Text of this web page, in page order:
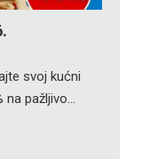
svoj kućni
na pažljivo…